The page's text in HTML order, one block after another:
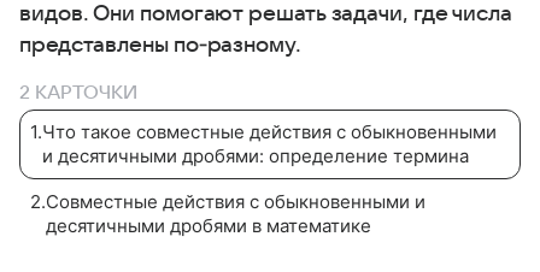
видов. Они помогают решать задачи, где числа
представлены по‑разному.
2 КАРТОЧКИ
1.Что такое совместные действия с обыкновенными
и десятичными дробями: определение термина
2.Совместные действия с обыкновенными и
десятичными дробями в математике